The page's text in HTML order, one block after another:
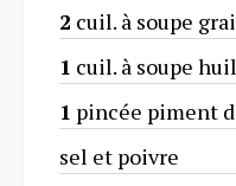
2 cuil. à soupe
1 cuil. à soupe
1 pincée piment
sel et poivre